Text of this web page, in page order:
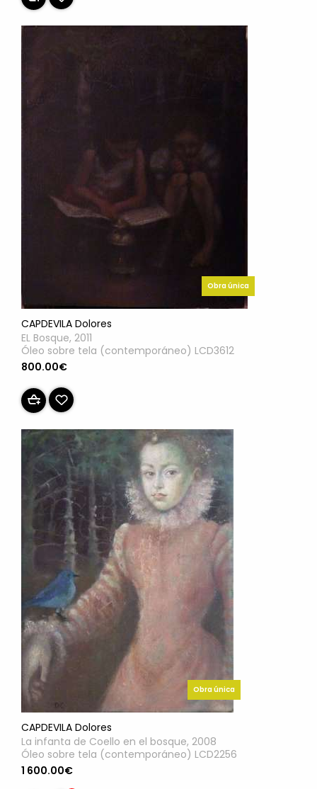
Obra única
CAPDEVILA Dolores
EL Bosque, 2011
Óleo sobre tela (contemporáneo) LCD3612
800.00€
Obra única
CAPDEVILA Dolores
La infanta de Coello en el bosque, 2008
Óleo sobre tela (contemporáneo) LCD2256
1 600.00€